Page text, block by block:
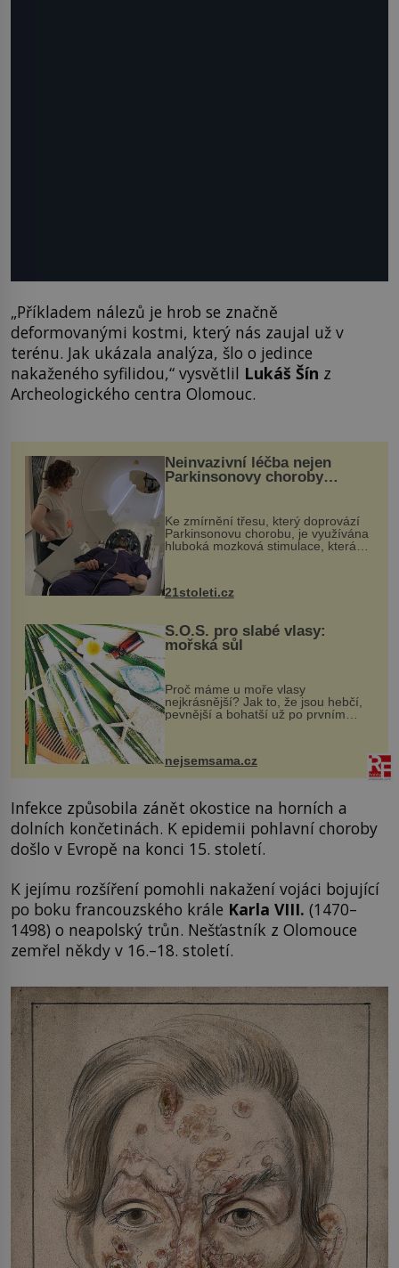
„Příkladem nálezů je hrob se značně
deformovanými kostmi, který nás zaujal už v
terénu. Jak ukázala analýza, šlo o jedince
nakaženého syfilidou,“ vysvětlil Lukáš Šín z
Archeologického centra Olomouc.
Neinvazivní léčba nejen
Parkinsonovy choroby
Ke zmírnění třesu, který doprovází
Parkinsonovu chorobu, je využívána
hluboká mozková stimulace, která
však vyžaduje vysoce invazivní
k dostatečně přesnému zacílení ...
21stoleti.cz
S.O.S. pro slabé vlasy:
mořská sůl
Proč máme u moře vlasy
nejkrásnější? Jak to, že jsou hebčí,
pevnější a bohatší už po prvním
vlasy. ...
nejsemsama.cz
Infekce způsobila zánět okostice na horních a
dolních končetinách. K epidemii pohlavní choroby
došlo v Evropě na konci 15. století.
K jejímu rozšíření pomohli nakažení vojáci bojující
po boku francouzského krále Karla VIII. (1470–
1498) o neapolský trůn. Nešťastník z Olomouce
zemřel někdy v 16.–18. století.